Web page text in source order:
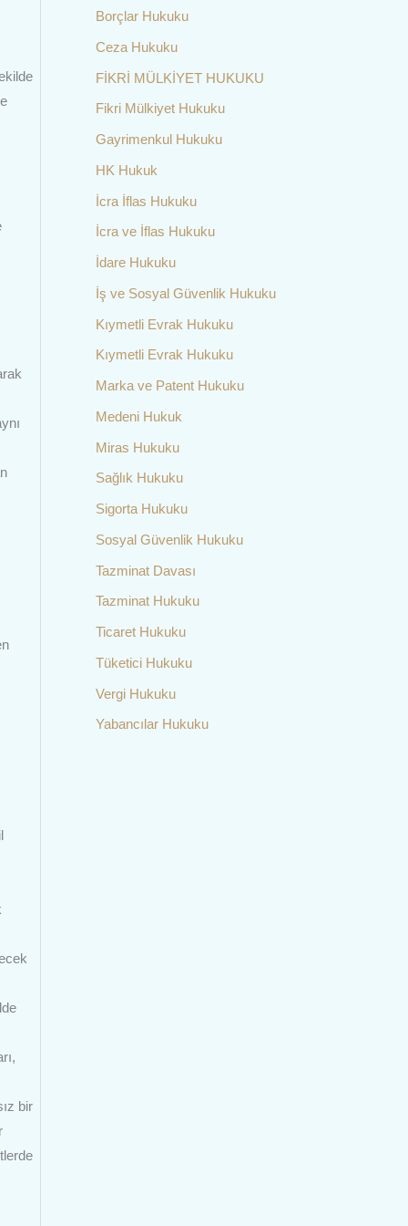
bir
Borçlar Hukuku
Ceza Hukuku
FİKRİ MÜLKİYET HUKUKU
Fikri Mülkiyet Hukuku
Gayrimenkul Hukuku
HK Hukuk
İcra İflas Hukuku
İcra ve İflas Hukuku
İdare Hukuku
İş ve Sosyal Güvenlik Hukuku
Kıymetli Evrak Hukuku
Kıymetli Evrak Hukuku
Marka ve Patent Hukuku
Medeni Hukuk
Miras Hukuku
Sağlık Hukuku
Sigorta Hukuku
Sosyal Güvenlik Hukuku
Tazminat Davası
Tazminat Hukuku
Ticaret Hukuku
Tüketici Hukuku
Vergi Hukuku
Yabancılar Hukuku